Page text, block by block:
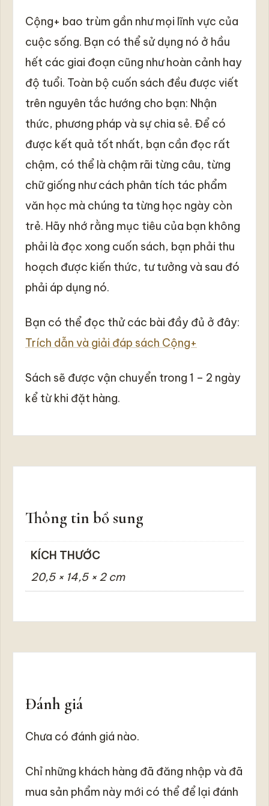
Cộng+ bao trùm gần như mọi lĩnh vực của
cuộc sống. Bạn có thể sử dụng nó ở hầu
hết các giai đoạn cũng như hoàn cảnh hay
độ tuổi. Toàn bộ cuốn sách đều được viết
trên nguyên tắc hướng cho bạn: Nhận
thức, phương pháp và sự chia sẻ. Để có
được kết quả tốt nhất, bạn cần đọc rất
chậm, có thể là chậm rãi từng câu, từng
chữ giống như cách phân tích tác phẩm
văn học mà chúng ta từng học ngày còn
trẻ. Hãy nhớ rằng mục tiêu của bạn không
phải là đọc xong cuốn sách, bạn phải thu
hoạch được kiến thức, tư tưởng và sau đó
phải áp dụng nó.
Bạn có thể đọc thử các bài đầy đủ ở đây:
Trích dẫn và giải đáp sách Cộng+
Sách sẽ được vận chuyển trong 1 – 2 ngày
kể từ khi đặt hàng.
Thông tin bổ sung
KÍCH THƯỚC
20,5 × 14,5 × 2 cm
Đánh giá
Chưa có đánh giá nào.
Chỉ những khách hàng đã đăng nhập và đã
mua sản phẩm này mới có thể để lại đánh